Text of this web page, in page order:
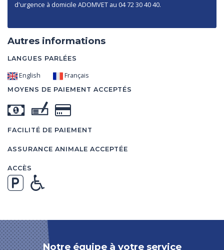
d'urgence à domicile ADOMVET au 04 72 30 40 40.
Autres informations
LANGUES PARLÉES
English Français
MOYENS DE PAIEMENT ACCEPTÉS
FACILITÉ DE PAIEMENT
ASSURANCE ANIMALE ACCEPTÉE
ACCÈS
Notre équipe à votre service